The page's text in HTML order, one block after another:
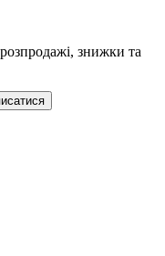
знижки та